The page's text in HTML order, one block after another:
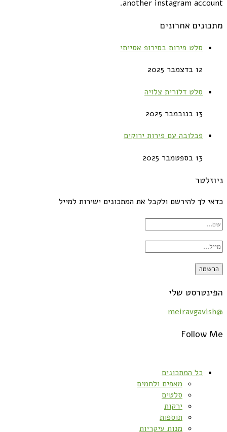
another instagram account.
מתכונים אחרונים
סלט פירות בסירופ אסייתי
12 בדצמבר 2025
סלט דלורית צלויה
13 בנובמבר 2025
פבלובה עם פירות ירוקים
13 בספטמבר 2025
ניוזלטר
כדאי לך להירשם ולקבל את המתכונים ישירות למייל
הפינטרסט שלי
@meiravgavish
Follow Me
כל המתכונים
מאפים ולחמים
סלטים
ירקות
תוספות
מנות עיקריות